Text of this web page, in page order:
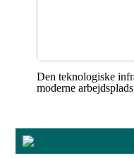
Den teknologiske
moderne